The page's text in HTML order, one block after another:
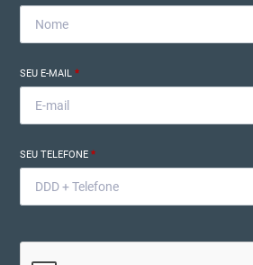
SEU E-MAIL*
SEU TELEFONE*